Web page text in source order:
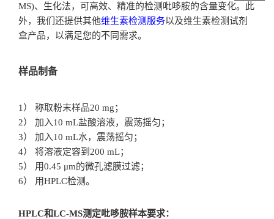
MS)、生化法，可高效、精准的检测吡哆胺的含量变化。此
外，我们还提供其他维生素检测服务以及维生素检测试剂
盒产品，以满足您的不同需求。
样品制备
1） 称取粉末样品20 mg；
2） 加入10 mL盐酸溶液，震荡摇匀；
3） 加入10 mL水，震荡摇匀；
4） 将溶液定容到200 mL；
5） 用0.45 μm的微孔滤膜过滤；
6） 用HPLC检测。
HPLC和LC-MS测定吡哆胺样本要求：